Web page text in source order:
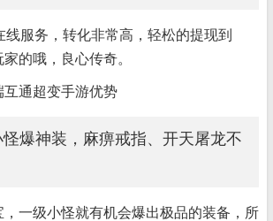
线服务，转化非常高，轻松的提现到
的哦，良心传奇。
互通超变手游优势
爆神装，麻痹戒指、开天屠龙不
，一级小怪就有机会爆出极品的装备，所